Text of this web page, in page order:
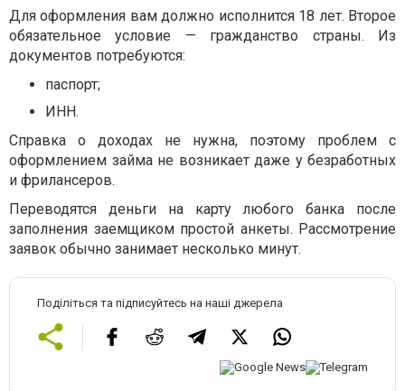
Для оформления вам должно исполнится 18 лет. Второе
обязательное условие — гражданство страны. Из
документов потребуются:
паспорт;
ИНН.
Справка о доходах не нужна, поэтому проблем с
оформлением займа не возникает даже у безработных
и фрилансеров.
Переводятся деньги на карту любого банка после
заполнения заемщиком простой анкеты. Рассмотрение
заявок обычно занимает несколько минут.
Поділіться та підписуйтесь на наші джерела